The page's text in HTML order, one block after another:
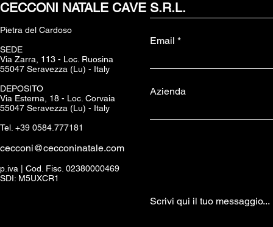
CECCONI NATALE CAVE S.R.L.
Pietra del Cardoso
SEDE
Via Zarra, 113 - Loc. Ruosina
55047 Seravezza (Lu) - Italy
DEPOSITO
Via Esterna, 18 - Loc. Corvaia
55047 Seravezza (Lu) - Italy
Tel. +39 0584.777181
cecconi@cecconinatale.com
p.iva | Cod. Fisc. 02380000469
SDI: M5UXCR1
Email
Azienda
Scrivi qui il tuo messaggio...